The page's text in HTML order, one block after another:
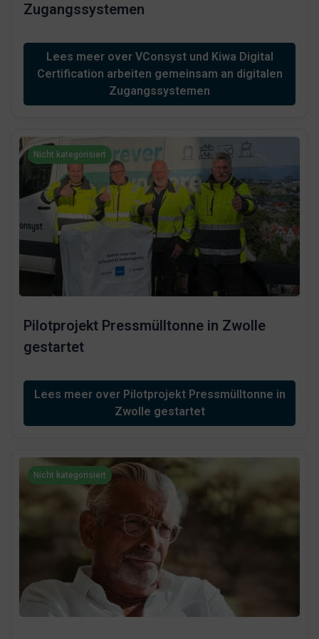
Zugangssystemen
Lees meer over VConsyst und Kiwa Digital
Certification arbeiten gemeinsam an digitalen
Zugangssystemen
Nicht kategorisiert
Pilotprojekt Pressmülltonne in Zwolle
gestartet
Lees meer over Pilotprojekt Pressmülltonne in
Zwolle gestartet
Nicht kategorisiert